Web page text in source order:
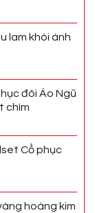
lam khói ánh
đôi Áo Ngũ
chìm
Cổ phục
hoàng kim